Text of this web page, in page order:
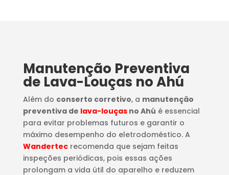
Manutenção Preventiva
de Lava-Louças no Ahú
Além do conserto corretivo, a manutenção
preventiva de lava-louçasno Ahú é essencial
para evitar problemas futuros e garantir o
máximo desempenho do eletrodoméstico. A
Wandertec recomenda que sejam feitas
inspeções periódicas, pois essas ações
prolongam a vida útil do aparelho e reduzem